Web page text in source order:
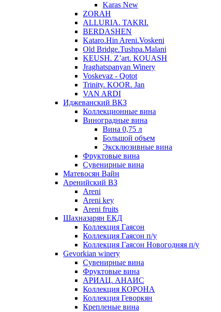
Karas New
ZORAH
ALLURIA. TAKRI.
BERDASHEN
Kataro.Hin Areni.Voskeni
Old Bridge.Tushpa.Malani
KEUSH. Z’art. KOUASH
Jraghatspanyan Winery
Voskevaz - Qotot
Trinity. KOOR. Jan
VAN ARDI
Иджеванский ВКЗ
Коллекционные вина
Виноградные вина
Вина 0,75 л
Большой объем
Эксклюзивные вина
Фруктовые вина
Cувенирные вина
Матевосян Вайн
Аренийский ВЗ
Areni
Areni key
Areni fruits
Шахназарян ЕКД
Коллекция Гаясон
Коллекция Гаясон п/у
Коллекция Гаясон Новогодняя п/у
Gevorkian winery
Сувенирные вина
Фруктовые вина
АРИАЦ. АНАИС
Коллекция КОРОНА
Коллекция Геворкян
Крепленые вина